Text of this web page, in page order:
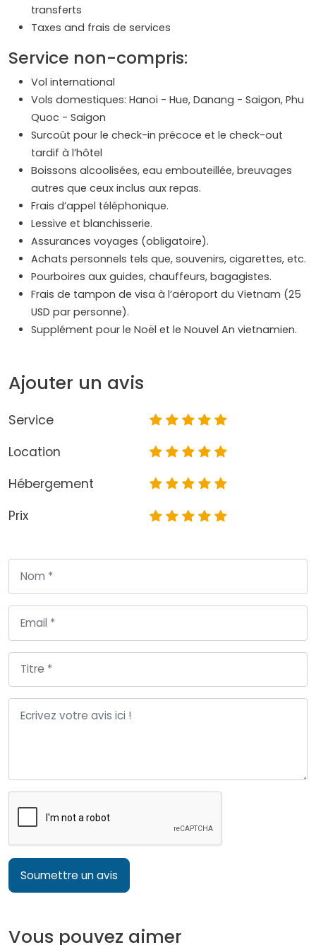
transferts
Taxes and frais de services
Service non-compris:
Vol international
Vols domestiques: Hanoi - Hue, Danang - Saigon, Phu
Quoc - Saigon
Surcoût pour le check-in précoce et le check-out
tardif à l’hôtel
Boissons alcoolisées, eau embouteillée, breuvages
autres que ceux inclus aux repas.
Frais d’appel téléphonique.
Lessive et blanchisserie.
Assurances voyages (obligatoire).
Achats personnels tels que, souvenirs, cigarettes, etc.
Pourboires aux guides, chauffeurs, bagagistes.
Frais de tampon de visa à l’aéroport du Vietnam (25
USD par personne).
Supplément pour le Noël et le Nouvel An vietnamien.
Ajouter un avis
Service
Location
Hébergement
Prix
Soumettre un avis
Vous pouvez aimer